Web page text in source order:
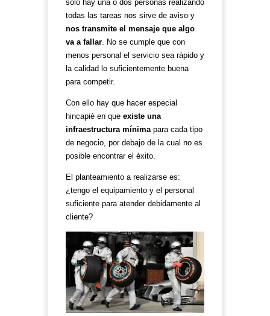
sólo hay una o dos personas realizando
todas las tareas nos sirve de aviso y
nos transmite el mensaje que algo
va a fallar . No se cumple que con
menos personal el servicio sea rápido y
la calidad lo suficientemente buena
para competir.
Con ello hay que hacer especial
hincapié en que existe una
infraestructura mínima para cada tipo
de negocio, por debajo de la cual no es
posible encontrar el éxito.
El planteamiento a realizarse es:
¿tengo el equipamiento y el personal
suficiente para atender debidamente al
cliente?